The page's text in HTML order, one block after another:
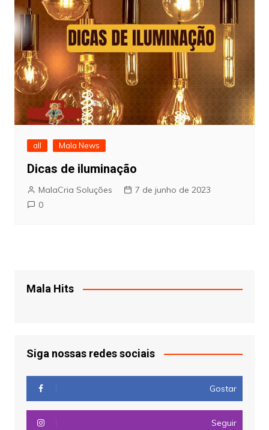
all Mala News
Dicas de iluminação
MalaCria Soluções
7 de junho de 2023
0
Mala Hits
Siga nossas redes sociais
Gostar
Seguir